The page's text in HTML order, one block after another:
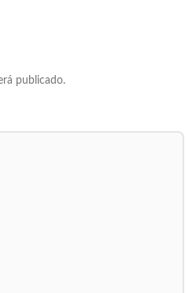
publicado.